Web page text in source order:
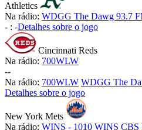
Athletics
Na rádio: WDGG The Dawg 93.7
- : -Detalhes sobre o jogo
Cincinnati Reds
Na rádio: 700WLW
--
Na rádio: 700WLW WDGG The
Detalhes sobre o jogo
New York Mets
Na rádio: WINS - 1010 WINS CBS